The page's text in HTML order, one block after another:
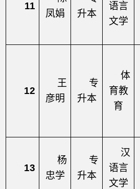
11
凤娟
升本
语言
文学
12
王
彦明
专
升本
体
育教
育
13
杨
忠学
专
升本
汉
语言
文学